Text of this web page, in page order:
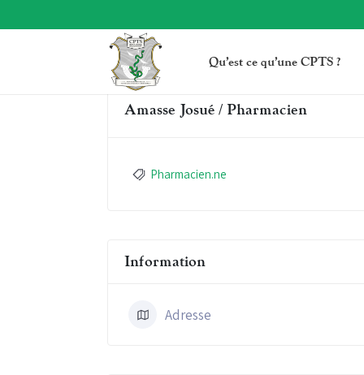
Qu’est ce qu’une CPTS ?
Amasse Josué / Pharmacien
Pharmacien.ne
Information
Adresse